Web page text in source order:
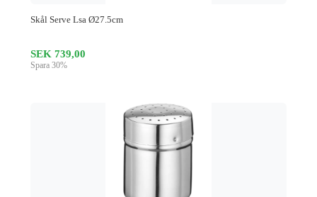
Skål Serve Lsa Ø27.5cm
SEK 739,00
Spara 30%